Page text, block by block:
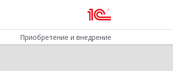
Приобретение и внедрение